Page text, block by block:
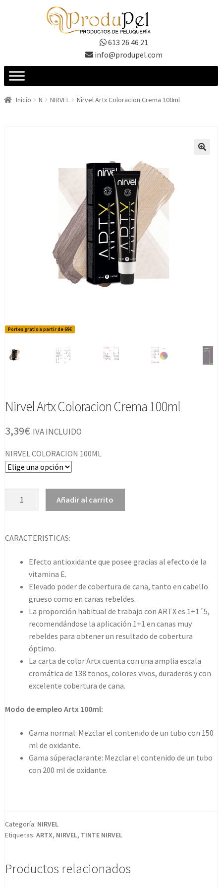
613 26 46 21
info@produpel.com
Inicio N NIRVEL Nirvel Artx Coloracion Crema 100ml
Portes gratis a partir de 69€
Nirvel Artx Coloracion Crema 100ml
3,39€ IVA INCLUIDO
NIRVEL COLORACION 100ML
100ml
Añadir al carrito
CARACTERISTICAS:
Efecto antioxidante que posee gracias al efecto de la
vitamina E.
Elevado poder de cobertura de cana, tanto en cabello
grueso como en canas rebeldes.
La proporción habitual de trabajo con ARTX es 1+1´5,
recomendándose la aplicación 1+1 en canas muy
rebeldes para obtener un resultado de cobertura
óptimo.
La carta de color Artx cuenta con una amplia escala
cromática de 138 tonos, colores vivos, duraderos y con
excelente cobertura de cana.
Modo de empleo Artx 100ml:
Gama normal: Mezclar el contenido de un tubo con 150
ml de oxidante.
Gama súperaclarante: Mezclar el contenido de un tubo
con 200 ml de oxidante.
Categoría: NIRVEL
Etiquetas: ARTX, NIRVEL, TINTE NIRVEL
Productos relacionados